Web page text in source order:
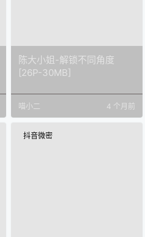
陈大小姐-解锁不同角度
[26P-30MB]
喵小二 4 个月前
抖音微密